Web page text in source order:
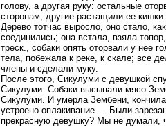
голову, а другая руку: остальные
сторонам; другие растащили ее кишки.
Дерево тотчас выросло, оно стало,
соединились; она встала, взяла
треск., собаки опять оторвали у нее
тела, побежала к реке, к скале; все
члены и сделали муку.
После этого, Сикулуми с девушкой
Сикулуми. Собаки высыпали мясо
Сикулуми. И умерла Зембени,
устроено оплакивание.— Были
прекрасную девушку? Мы не думали,